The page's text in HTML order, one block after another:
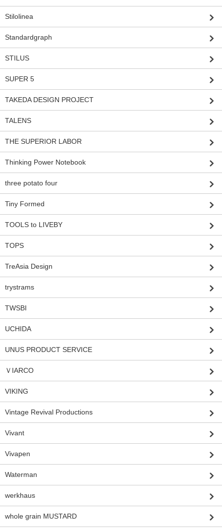
Stilolinea
Standardgraph
STILUS
SUPER 5
TAKEDA DESIGN PROJECT
TALENS
THE SUPERIOR LABOR
Thinking Power Notebook
three potato four
Tiny Formed
TOOLS to LIVEBY
TOPS
TreAsia Design
trystrams
TWSBI
UCHIDA
UNUS PRODUCT SERVICE
ＶIARCO
VIKING
Vintage Revival Productions
Vivant
Vivapen
Waterman
werkhaus
whole grain MUSTARD